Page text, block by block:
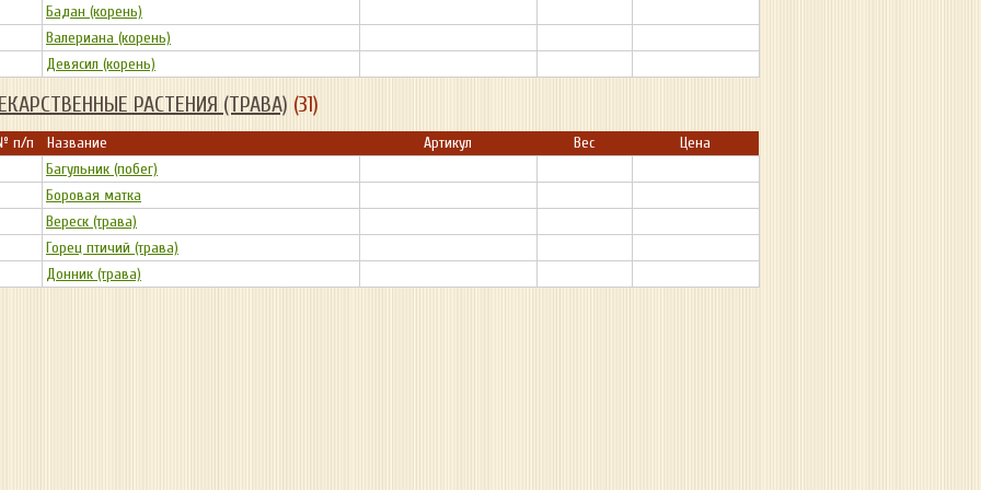
Бадан (корень)
Валериана (корень)
Девясил (корень)
РАСТЕНИЯ (ТРАВА) (31)
п/п Название Артикул Вес
Цена
Багульник (побег)
Боровая матка
Вереск (трава)
Горец птичий (трава)
Донник (трава)